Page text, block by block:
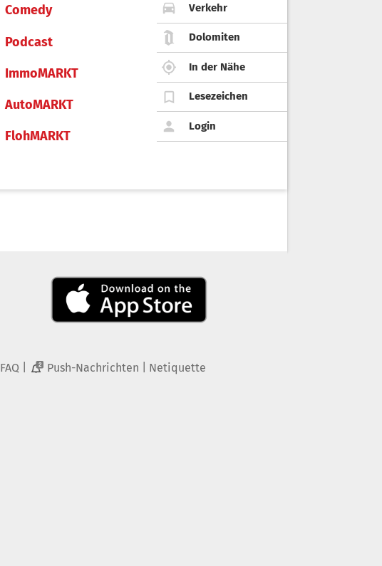
Comedy
Podcast
ImmoMARKT
AutoMARKT
FlohMARKT
Verkehr
Dolomiten
In der Nähe
Lesezeichen
Login
FAQ 2 Push-Nachrichten Netiquette